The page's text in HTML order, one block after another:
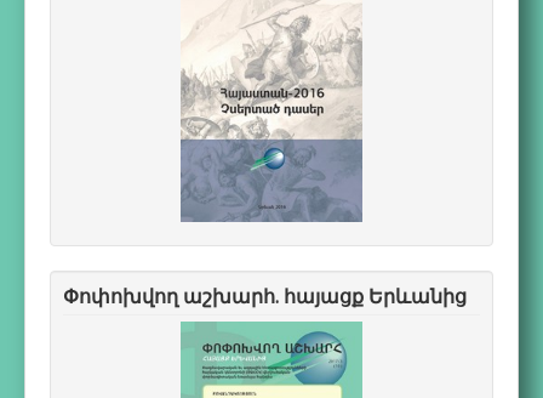
Փոփոխվող աշխարհ. հայացք Երևանից